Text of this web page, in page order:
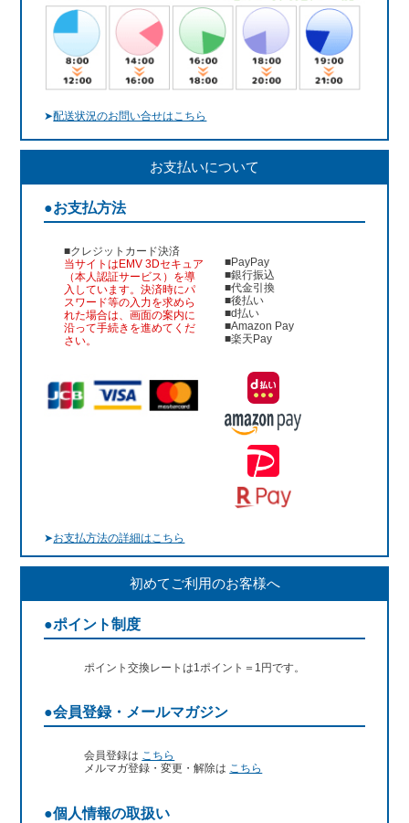
➤配送状況のお問い合せはこちら
お支払いについて
●お支払方法
■クレジットカード決済
当サイトはEMV 3Dセキュア
（本人認証サービス）を導
入しています。決済時にパ
スワード等の入力を求めら
れた場合は、画面の案内に
沿って手続きを進めてくだ
さい。
■PayPay
■銀行振込
■代金引換
■後払い
■d払い
■Amazon Pay
■楽天Pay
➤お支払方法の詳細はこちら
初めてご利用のお客様へ
●ポイント制度
ポイント交換レートは1ポイント＝1円です。
●会員登録・メールマガジン
会員登録は こちら
メルマガ登録・変更・解除は こちら
●個人情報の取扱い